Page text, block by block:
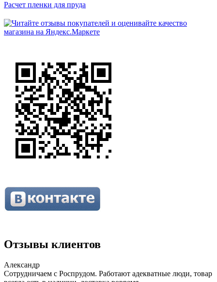
Расчет пленки для пруда
Отзывы клиентов
Александр
Сотрудничаем с Роспрудом. Работают адекватные люди, товар